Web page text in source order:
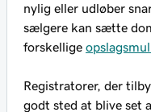
nylig eller udløber
sælgere kan sætte
forskellige
Registratorer, der
godt sted at blive set